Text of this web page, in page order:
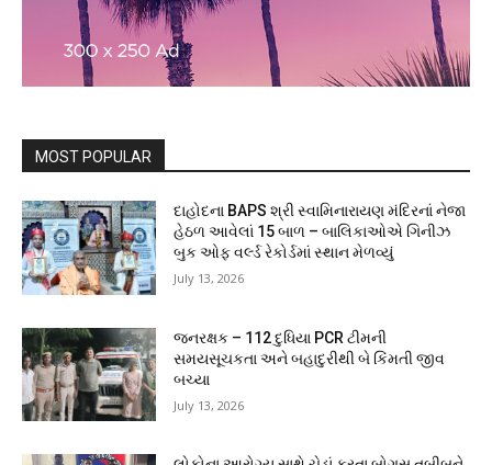
MOST POPULAR
દાહોદના BAPS શ્રી સ્વામિનારાયણ મંદિરનાં નેજા
હેઠળ આવેલાં 15 બાળ – બાલિકાઓએ ગિનીઝ
બુક ઓફ વર્લ્ડ રેકોર્ડમાં સ્થાન મેળવ્યું
July 13, 2026
જનરક્ષક – 112 દુધિયા PCR ટીમની
સમયસૂચકતા અને બહાદુરીથી બે કિંમતી જીવ
બચ્યા
July 13, 2026